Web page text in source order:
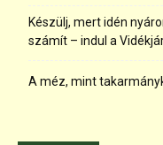
Készülj, mert idén
számít – indul a
A méz, mint